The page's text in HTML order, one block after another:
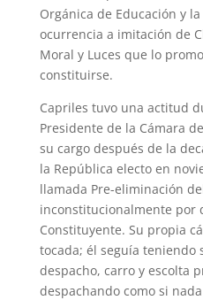
Orgánica de Educación y
ocurrencia a imitación de
Moral y Luces que lo
constituirse.
Capriles tuvo una actitud
Presidente de la Cámara
su cargo después de la
la República electo en
llamada Pre-eliminación
inconstitucionalmente por
Constituyente. Su propia
tocada; él seguía teniendo
despacho, carro y escolta
despachando como si